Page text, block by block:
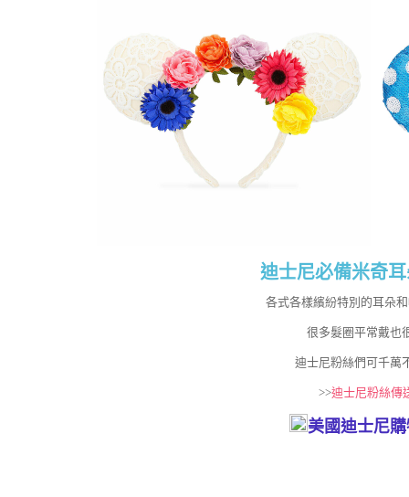
迪士尼必備米奇
各式各樣繽紛特別的耳朵
很多髮圈平常戴也
迪士尼粉絲們可千萬
>>迪士尼粉絲傳
美國迪士尼